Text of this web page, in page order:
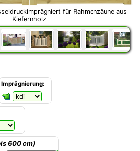
für Rahmenzäune aus
Kiefernholz
Imprägnierung:
600 cm)